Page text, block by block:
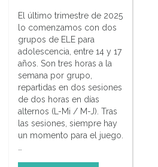
El último trimestre de 2025
lo comenzamos con dos
grupos de ELE para
adolescencia, entre 14 y 17
años. Son tres horas a la
semana por grupo,
repartidas en dos sesiones
de dos horas en días
alternos (L-Mi / M-J). Tras
las sesiones, siempre hay
un momento para el juego.
…